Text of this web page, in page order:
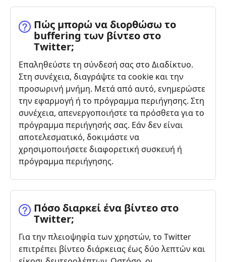
Πώς μπορώ να διορθώσω το
buffering των βίντεο στο
Twitter;
Επαληθεύστε τη σύνδεσή σας στο Διαδίκτυο.
Στη συνέχεια, διαγράψτε τα cookie και την
προσωρινή μνήμη. Μετά από αυτό, ενημερώστε
την εφαρμογή ή το πρόγραμμα περιήγησης. Στη
συνέχεια, απενεργοποιήστε τα πρόσθετα για το
πρόγραμμα περιήγησής σας. Εάν δεν είναι
αποτελεσματικό, δοκιμάστε να
χρησιμοποιήσετε διαφορετική συσκευή ή
πρόγραμμα περιήγησης.
Πόσο διαρκεί ένα βίντεο στο
Twitter;
Για την πλειοψηφία των χρηστών, το Twitter
επιτρέπει βίντεο διάρκειας έως δύο λεπτών και